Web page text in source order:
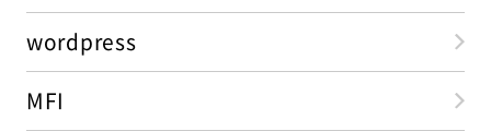
wordpress
MFI